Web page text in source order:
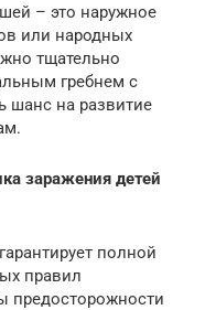
– это наружное
или народных
тщательно
гребнем с
шанс на развитие
заражения детей
полной
правил
предосторожности